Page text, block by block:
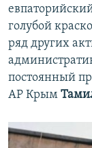
голубой
ряд других
постоянный
АР Крым